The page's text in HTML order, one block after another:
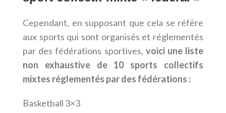
Cependant, en supposant que cela se réfère
aux sports qui sont organisés et réglementés
par des fédérations sportives, voici une liste
non exhaustive de 10 sports collectifs
mixtes réglementés par des fédérations :
Basketball 3×3